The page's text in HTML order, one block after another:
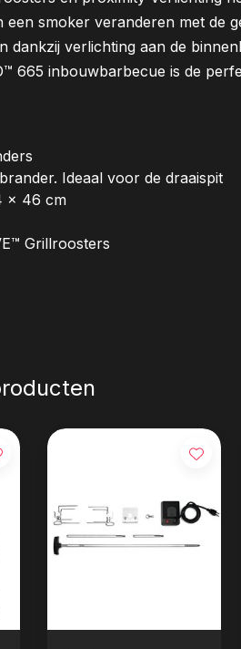
een smoker veranderen met de
dankzij verlichting aan de
665 inbouwbarbecue is de
Ideaal voor de draaispit
x 46 cm
Grillroosters